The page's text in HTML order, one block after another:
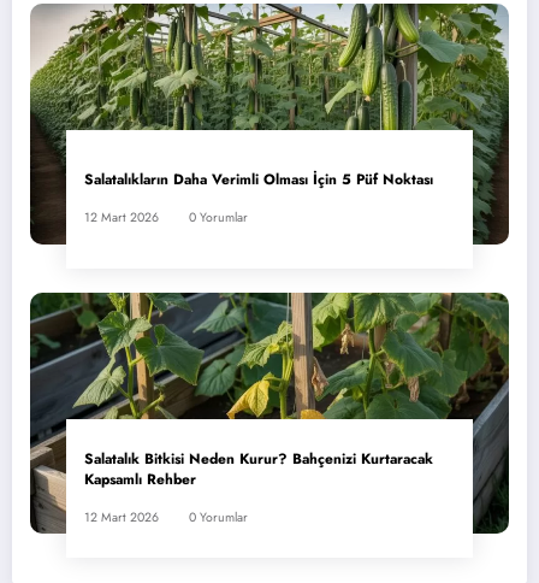
Salatalıkların Daha Verimli Olması İçin 5 Püf Noktası
12 Mart 2026 0 Yorumlar
Salatalık Bitkisi Neden Kurur? Bahçenizi Kurtaracak
Kapsamlı Rehber
12 Mart 2026 0 Yorumlar